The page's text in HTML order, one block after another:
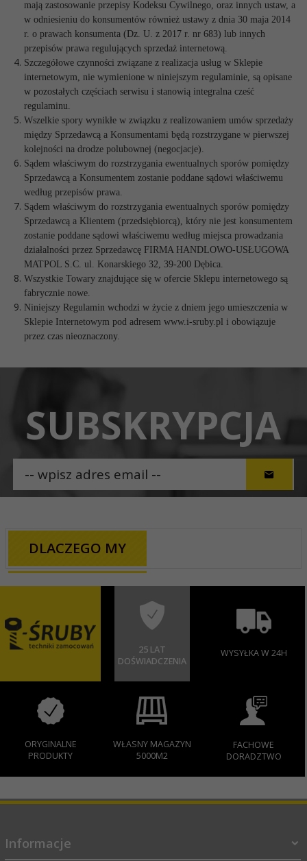
mają zastosowanie przepisy Kodeksu Cywilnego, oraz innych ustaw, a
w odniesieniu do konsumentów również ustawy z dnia 30 maja 2014
r. o prawach konsumenta (Dz. U. z 2017 r. nr 683) lub innych
przepisów prawa regulujących sprzedaż internetową.
Szczegółowe czynności związane z realizacja usług w Sklepie
internetowym, nie wymienione w niniejszym regulaminie, są opisane
w pozostałych częściach serwisu i stanowią integralna cześć
regulaminu.
Wszelkie spory wynikłe w związku z realizowaniem umów sprzedaży
między Sprzedawcą a Konsumentami będą rozstrzygane w pierwszej
kolejności na drodze polubownej (negocjacje).
Sądem właściwym do rozstrzygania ewentualnych sporów pomiędzy
Sprzedawcą a Konsumentem zostanie poddane sądowi właściwemu
według przepisów prawa.
Sądem właściwym do rozstrzygania ewentualnych sporów pomiędzy
Sprzedawcą a Klientem (przedsiębiorcą), który nie jest konsumentem
zostanie poddane sądowi właściwemu według miejsca prowadzania
działalności przez Sprzedawcę FIRMA HANDLOWO-USŁUGOWA
MATPOL S.C. ul. Konarskiego 32, 39-200 Dębica.
Wszystkie Towary znajdujące się w ofercie Sklepu internetowego są
fabrycznie nowe.
Niniejszy Regulamin wchodzi w życie z dniem jego umieszczenia w
Sklepie Internetowym pod adresem www.i-sruby.pl i obowiązuje
przez czas nieoznaczony.
SUBSKRYPCJA
DLACZEGO MY
25 LAT
DOŚWIADCZENIA
WYSYŁKA W 24H
ORYGINALNE
PRODUKTY
WŁASNY MAGAZYN
5000M2
FACHOWE
DORADZTWO
Informacje